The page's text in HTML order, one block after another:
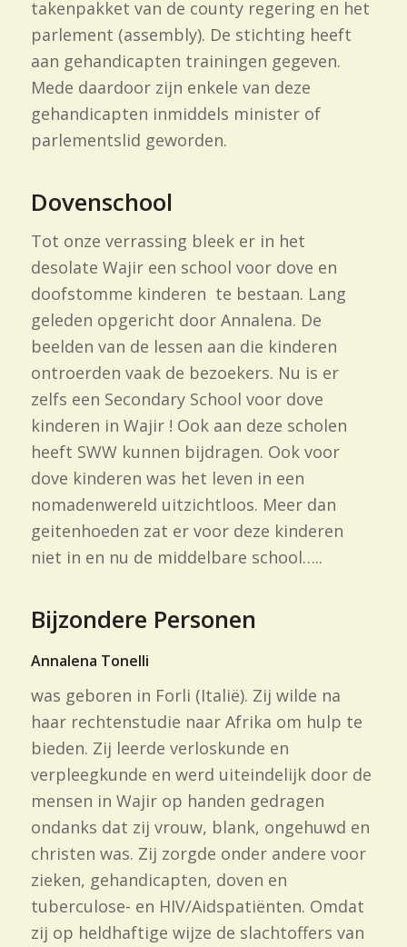
takenpakket van de county regering en het
parlement (assembly). De stichting heeft
aan gehandicapten trainingen gegeven.
Mede daardoor zijn enkele van deze
gehandicapten inmiddels minister of
parlementslid geworden.
Dovenschool
Tot onze verrassing bleek er in het
desolate Wajir een school voor dove en
doofstomme kinderen te bestaan. Lang
geleden opgericht door Annalena. De
beelden van de lessen aan die kinderen
ontroerden vaak de bezoekers. Nu is er
zelfs een Secondary School voor dove
kinderen in Wajir ! Ook aan deze scholen
heeft SWW kunnen bijdragen. Ook voor
dove kinderen was het leven in een
nomadenwereld uitzichtloos. Meer dan
geitenhoeden zat er voor deze kinderen
niet in en nu de middelbare school…..
Bijzondere Personen
Annalena Tonelli
was geboren in Forli (Italië). Zij wilde na
haar rechtenstudie naar Afrika om hulp te
bieden. Zij leerde verloskunde en
verpleegkunde en werd uiteindelijk door de
mensen in Wajir op handen gedragen
ondanks dat zij vrouw, blank, ongehuwd en
christen was. Zij zorgde onder andere voor
zieken, gehandicapten, doven en
tuberculose- en HIV/Aidspatiënten. Omdat
zij op heldhaftige wijze de slachtoffers van